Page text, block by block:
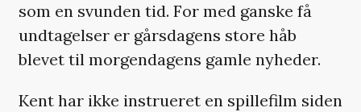
som en svunden tid. For med ganske få
undtagelser er gårsdagens store håb
blevet til morgendagens gamle nyheder.
Kent har ikke instrueret en spillefilm siden